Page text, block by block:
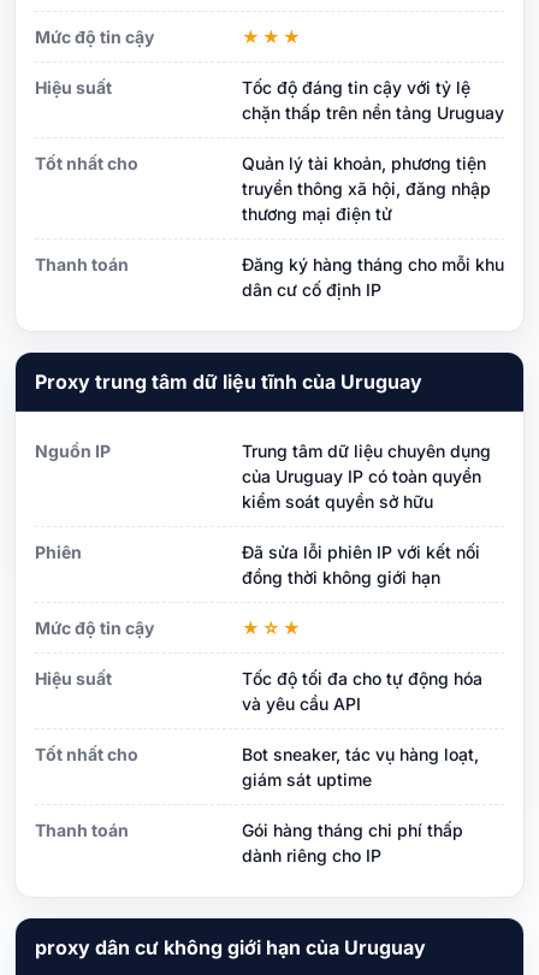
Mức độ tin cậy ★★★
Hiệu suất
Tốc độ đáng tin cậy với tỷ lệ
chặn thấp trên nền tảng Uruguay
Tốt nhất cho
Quản lý tài khoản, phương tiện
truyền thông xã hội, đăng nhập
thương mại điện tử
Thanh toán
Đăng ký hàng tháng cho mỗi khu
dân cư cố định IP
Proxy trung tâm dữ liệu tĩnh của Uruguay
Nguồn IP
Trung tâm dữ liệu chuyên dụng
của Uruguay IP có toàn quyền
kiểm soát quyền sở hữu
Phiên
Đã sửa lỗi phiên IP với kết nối
đồng thời không giới hạn
Mức độ tin cậy ★☆★
Hiệu suất
Tốc độ tối đa cho tự động hóa
và yêu cầu API
Tốt nhất cho
Bot sneaker, tác vụ hàng loạt,
giám sát uptime
Thanh toán
Gói hàng tháng chi phí thấp
dành riêng cho IP
proxy dân cư không giới hạn của Uruguay